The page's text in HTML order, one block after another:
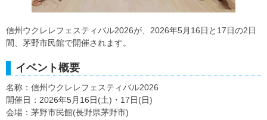
信州ウクレレフェスティバル2026が、2026年5月16日と17日の2日
間、茅野市民館で開催されます。
イベント概要
名称：信州ウクレレフェスティバル2026
開催日：2026年5月16日(土)・17日(日)
会場：茅野市民館(長野県茅野市)